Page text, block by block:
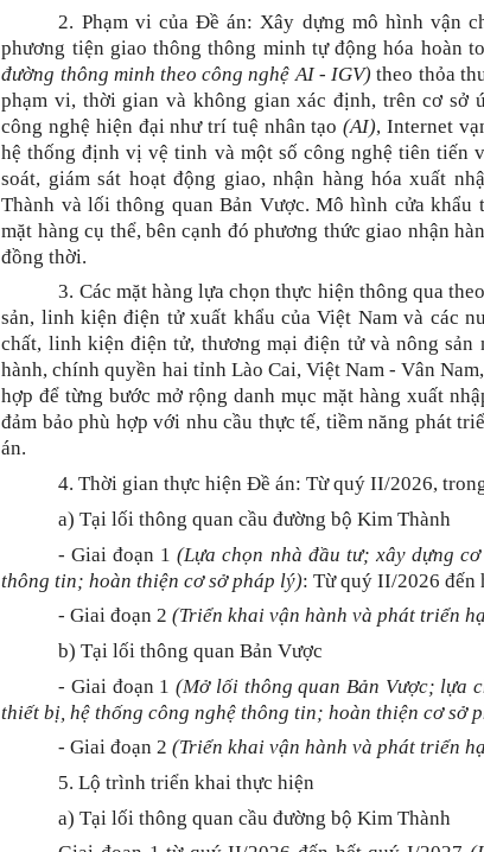
2. Phạm vi của Đề án: Xây dựng mô hình vận
phương tiện giao thông thông minh tự động hóa hoàn
đường thông minh theo công nghệ AI - IGV) theo thỏa
phạm vi, thời gian và không gian xác định, trên cơ sở
công nghệ hiện đại như trí tuệ nhân tạo(AI), Internet
hệ thống định vị vệ tinh và một số công nghệ tiên tiến
soát, giám sát hoạt động giao, nhận hàng hóa xuất
Thành và lối thông quan Bản Vược. Mô hình cửa
mặt hàng cụ thể, bên cạnh đó phương thức giao nhận
đồng thời.
3. Các mặt hàng lựa chọn thực hiện thông qua
sản, linh kiện điện tử xuất khẩu của Việt Nam và các
chất, linh kiện điện tử, thương mại điện tử và nông
hành, chính quyền hai tỉnh Lào Cai, Việt Nam - Vân
hợp để từng bước mở rộng danh mục mặt hàng xuất
đảm bảo phù hợp với nhu cầu thực tế, tiềm năng phát
án.
4. Thời gian thực hiện Đề án: Từ quý II/2026,
a) Tại lối thông quan cầu đường bộ Kim Thành
- Giai đoạn 1(Lựa chọn nhà đầu tư; xây dựng
thông tin; hoàn thiện cơ sở pháp lý): Từ quý II/2026 đến
- Giai đoạn 2(Triển khai vận hành và phát triển
b) Tại lối thông quan Bản Vược
- Giai đoạn 1(Mở lối thông quan Bản Vược; lựa
thiết bị, hệ thống công nghệ thông tin; hoàn thiện cơ sở
- Giai đoạn 2(Triển khai vận hành và phát triển
5. Lộ trình triển khai thực hiện
a) Tại lối thông quan cầu đường bộ Kim Thành